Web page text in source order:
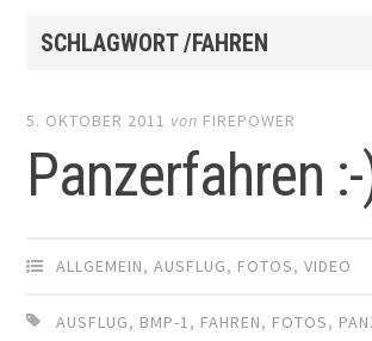
SCHLAGWORT /FAHREN
5. OKTOBER 2011 von FIREPOWER
Panzerfahren
ALLGEMEIN,AUSFLUG, FOTOS,VIDEO
AUSFLUG, BMP-1, FAHREN, FOTOS,